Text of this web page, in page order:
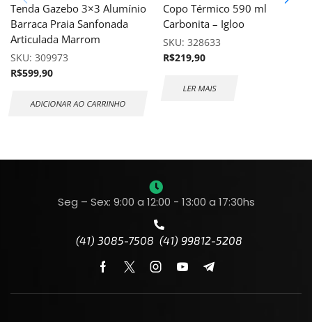
Tenda Gazebo 3×3 Alumínio
Barraca Praia Sanfonada
Articulada Marrom
SKU: 309973
R$599,90
ADICIONAR AO CARRINHO
Copo Térmico 590 ml
Carbonita – Igloo
SKU: 328633
R$219,90
LER MAIS
Seg – Sex: 9:00 a 12:00 - 13:00 a 17:30hs
(41) 3085-7508 (41) 99812-5208